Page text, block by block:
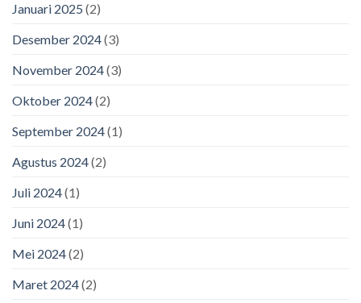
Januari 2025 (2)
Desember 2024(3)
November 2024(3)
Oktober 2024(2)
September 2024(1)
Agustus 2024(2)
Juli 2024(1)
Juni 2024(1)
Mei 2024(2)
Maret 2024(2)